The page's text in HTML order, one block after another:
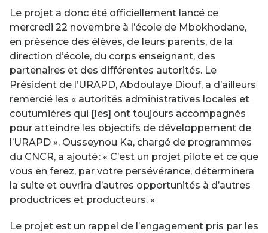
Le projet a donc été officiellement lancé ce
mercredi 22 novembre à l’école de Mbokhodane,
en présence des élèves, de leurs parents, de la
direction d’école, du corps enseignant, des
partenaires et des différentes autorités. Le
Président de l’URAPD, Abdoulaye Diouf, a d’ailleurs
remercié les « autorités administratives locales et
coutumières qui [les] ont toujours accompagnés
pour atteindre les objectifs de développement de
l’URAPD ». Ousseynou Ka, chargé de programmes
du CNCR, a ajouté : « C’est un projet pilote et ce que
vous en ferez, par votre persévérance, déterminera
la suite et ouvrira d’autres opportunités à d’autres
productrices et producteurs. »
Le projet est un rappel de l’engagement pris par les